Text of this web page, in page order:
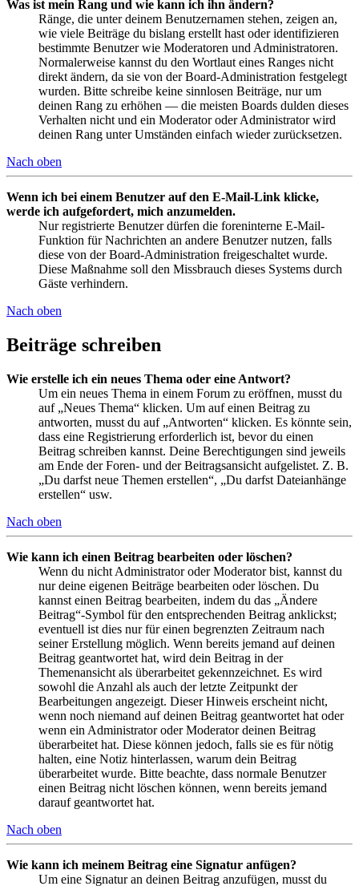
Was ist mein Rang und wie kann ich ihn ändern?
Ränge, die unter deinem Benutzernamen stehen, zeigen an,
wie viele Beiträge du bislang erstellt hast oder identifizieren
bestimmte Benutzer wie Moderatoren und Administratoren.
Normalerweise kannst du den Wortlaut eines Ranges nicht
direkt ändern, da sie von der Board-Administration festgelegt
wurden. Bitte schreibe keine sinnlosen Beiträge, nur um
deinen Rang zu erhöhen — die meisten Boards dulden dieses
Verhalten nicht und ein Moderator oder Administrator wird
deinen Rang unter Umständen einfach wieder zurücksetzen.
Nach oben
Wenn ich bei einem Benutzer auf den E-Mail-Link klicke,
werde ich aufgefordert, mich anzumelden.
Nur registrierte Benutzer dürfen die foreninterne E-Mail-
Funktion für Nachrichten an andere Benutzer nutzen, falls
diese von der Board-Administration freigeschaltet wurde.
Diese Maßnahme soll den Missbrauch dieses Systems durch
Gäste verhindern.
Nach oben
Beiträge schreiben
Wie erstelle ich ein neues Thema oder eine Antwort?
Um ein neues Thema in einem Forum zu eröffnen, musst du
auf „Neues Thema“ klicken. Um auf einen Beitrag zu
antworten, musst du auf „Antworten“ klicken. Es könnte sein,
dass eine Registrierung erforderlich ist, bevor du einen
Beitrag schreiben kannst. Deine Berechtigungen sind jeweils
am Ende der Foren- und der Beitragsansicht aufgelistet. Z. B.
„Du darfst neue Themen erstellen“, „Du darfst Dateianhänge
erstellen“ usw.
Nach oben
Wie kann ich einen Beitrag bearbeiten oder löschen?
Wenn du nicht Administrator oder Moderator bist, kannst du
nur deine eigenen Beiträge bearbeiten oder löschen. Du
kannst einen Beitrag bearbeiten, indem du das „Ändere
Beitrag“-Symbol für den entsprechenden Beitrag anklickst;
eventuell ist dies nur für einen begrenzten Zeitraum nach
seiner Erstellung möglich. Wenn bereits jemand auf deinen
Beitrag geantwortet hat, wird dein Beitrag in der
Themenansicht als überarbeitet gekennzeichnet. Es wird
sowohl die Anzahl als auch der letzte Zeitpunkt der
Bearbeitungen angezeigt. Dieser Hinweis erscheint nicht,
wenn noch niemand auf deinen Beitrag geantwortet hat oder
wenn ein Administrator oder Moderator deinen Beitrag
überarbeitet hat. Diese können jedoch, falls sie es für nötig
halten, eine Notiz hinterlassen, warum dein Beitrag
überarbeitet wurde. Bitte beachte, dass normale Benutzer
einen Beitrag nicht löschen können, wenn bereits jemand
darauf geantwortet hat.
Nach oben
Wie kann ich meinem Beitrag eine Signatur anfügen?
Um eine Signatur an deinen Beitrag anzufügen, musst du